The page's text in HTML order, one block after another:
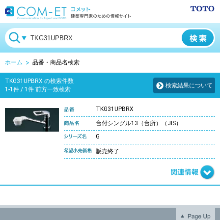
ホーム 品番・商品名検索
TKG31UPBRX の検索件数
1-1件 / 1件 前方一致検索
検索結果について
TKG31UPBRX
台付シングル13（台所）（JIS）
G
販売終了